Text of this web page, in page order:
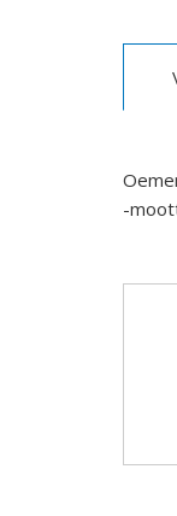
-